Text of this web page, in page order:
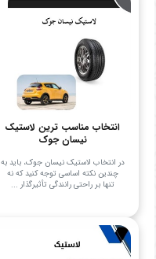
انتخاب مناسب ترین لاستیک
نیسان جوک
در انتخاب لاستیک نیسان جوک، باید به
چندین نکته اساسی توجه کنید که نه
تنها بر راحتی رانندگی تأثیرگذار ...